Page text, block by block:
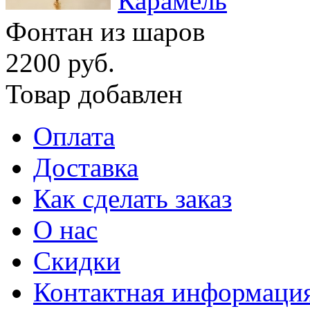
Фонтан из шаров
2200 руб.
Товар добавлен
Оплата
Доставка
Как сделать заказ
О нас
Скидки
Контактная